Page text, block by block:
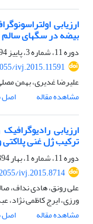
ارزیابی
بیضه در سگهای سالم
دوره 11، شماره 3، پاییز 1394، صفحه
ivj.2015.11591
علیرضا غدیری، بهمن
مشاهده مقاله
اصل
ارزیابی
ترکیب ژل غنی
دوره 11، شماره 1، بهار 1394، صفحه
ivj.2015.8714
علی رونق، هادی نداف،
ورزی، ایرج کاظمی نژاد،
مشاهده مقاله
اصل